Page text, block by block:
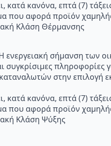
κατά κανόνα, επτά (7)
που αφορά προϊόν
Κλάση Θέρμανσης
σήμανση των
συγκρίσιμες πληροφορίες
στην επιλογή
κατά κανόνα, επτά (7)
που αφορά προϊόν
Κλάση Ψύξης